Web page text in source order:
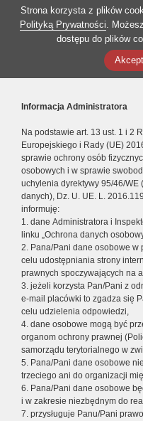
Strona korzysta z plików
Polityką Prywatności.
dostępu do plików
Informacja Administratora
Na podstawie art. 13 ust. 1 i 2
Europejskiego i Rady (UE)
sprawie ochrony osób
osobowych i w sprawie
uchylenia dyrektywy 95/46/
danych), Dz. U. UE. L.
informuję:
1. dane Administratora i
linku „Ochrona danych
2. Pana/Pani dane osobowe w
celu udostępniania strony
prawnych spoczywających na
3. jeżeli korzysta Pan/Pani z
e-mail placówki to zgadza się
celu udzielenia odpowiedzi,
4. dane osobowe mogą być
organom ochrony prawnej
samorządu terytorialnego w
5. Pana/Pani dane osobowe
trzeciego ani do organizacji
6. Pana/Pani dane osobowe
i w zakresie niezbędnym do
7. przysługuje Panu/Pani